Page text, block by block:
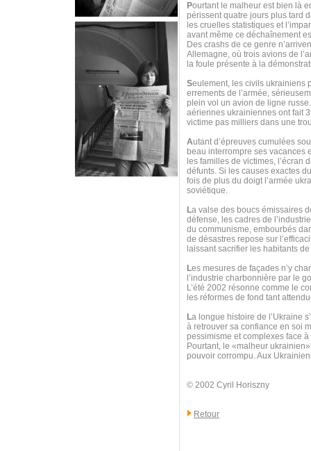
Pourtant le malheur est bien là
périssent quatre jours plus tard
les cruelles statistiques et
avant même ce déchaînement
Des crashs de ce genre
Allemagne, où trois avions de
la foule présente à la
Seulement, les civils ukrainiens
errements de l’armée,
plein vol un avion de ligne
aériennes ukrainiennes ont fait
victime pas milliers dans une
Autant d’épreuves cumulées
beau interrompre ses vacances
les familles de victimes, l’écran
défunts. Si les causes exactes
fois de plus du doigt l’armée
soviétique.
La valse des boucs émissaires
défense, les cadres de
du communisme, embourbés
de désastres repose sur
laissant sacrifier les habitants
Les mesures de façades n’y
l’industrie charbonnière par le
L’été 2002 résonne comme le
les réformes de fond tant
La longue histoire de l’Ukraine
à retrouver sa confiance en soi
pessimisme et complexes face
Pourtant, le «malheur
pouvoir corrompu. Aux
© 2002 Cyril Horiszny
Retour